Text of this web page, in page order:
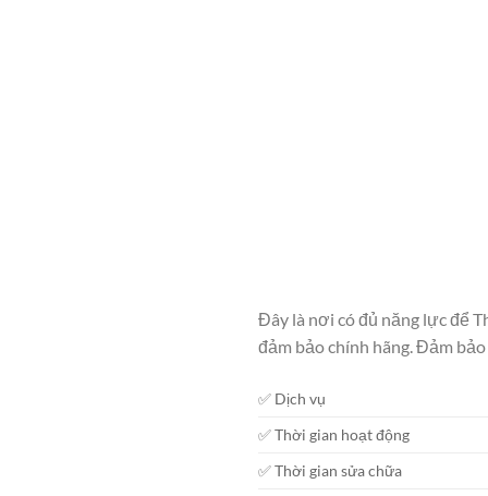
Đây là nơi có đủ năng lực để
đảm bảo chính hãng. Đảm
✅ Dịch vụ
✅ Thời gian hoạt động
✅ Thời gian sửa chữa